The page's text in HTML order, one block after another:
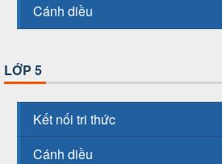
Cánh diều
LỚP 5
Kết nối tri thức
Cánh diều